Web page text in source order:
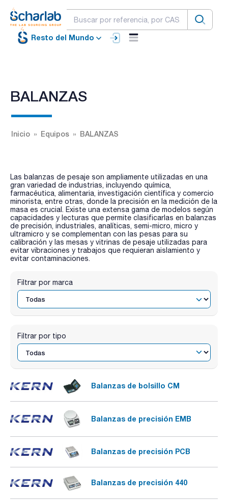
Resto del Mundo
BALANZAS
Inicio Equipos BALANZAS
Las balanzas de pesaje son ampliamente utilizadas en una
gran variedad de industrias, incluyendo química,
farmacéutica, alimentaria, investigación científica y comercio
minorista, entre otras, donde la precisión en la medición de la
masa es crucial. Existe una extensa gama de modelos según
capacidades y lecturas que permite clasificarlas en balanzas
de precisión, industriales, analíticas, semi-micro, micro y
ultramicro y se complementan con las pesas para su
calibración y las mesas y vitrinas de pesaje utilizadas para
evitar vibraciones y trabajos que requieran aislamiento y
evitar contaminaciones.
Filtrar por marca
Filtrar por tipo
Balanzas de bolsillo CM
Balanzas de precisión EMB
Balanzas de precisión PCB
Balanzas de precisión 440